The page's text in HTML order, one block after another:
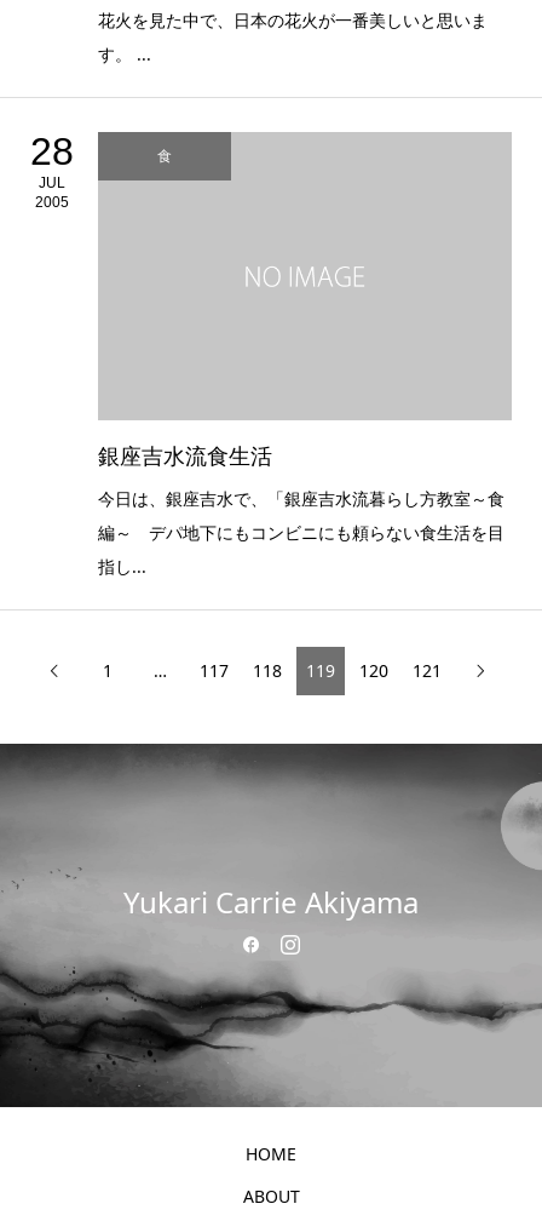
花火を見た中で、日本の花火が一番美しいと思いま
す。 ...
28
JUL
2005
食
銀座吉水流食生活
今日は、銀座吉水で、「銀座吉水流暮らし方教室～食
編～ デパ地下にもコンビニにも頼らない食生活を目
指し...
 1 … 117 118 119 120 121 
Yukari Carrie Akiyama
HOME
ABOUT